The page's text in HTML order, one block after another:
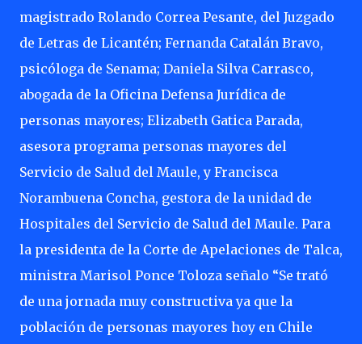
magistrado Rolando Correa Pesante, del Juzgado
de Letras de Licantén; Fernanda Catalán Bravo,
psicóloga de Senama; Daniela Silva Carrasco,
abogada de la Oficina Defensa Jurídica de
personas mayores; Elizabeth Gatica Parada,
asesora programa personas mayores del
Servicio de Salud del Maule, y Francisca
Norambuena Concha, gestora de la unidad de
Hospitales del Servicio de Salud del Maule. Para
la presidenta de la Corte de Apelaciones de Talca,
ministra Marisol Ponce Toloza señalo “Se trató
de una jornada muy constructiva ya que la
población de personas mayores hoy en Chile